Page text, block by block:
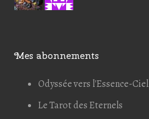
Mes abonnements
Odyssée vers l'Essence-Ciel
Le Tarot des Eternels